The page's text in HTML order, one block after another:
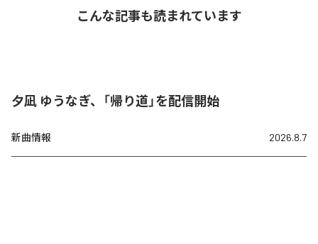
こんな記事も読まれています
夕凪 ゆうなぎ、「帰り道」を配信開始
新曲情報 2026.8.7